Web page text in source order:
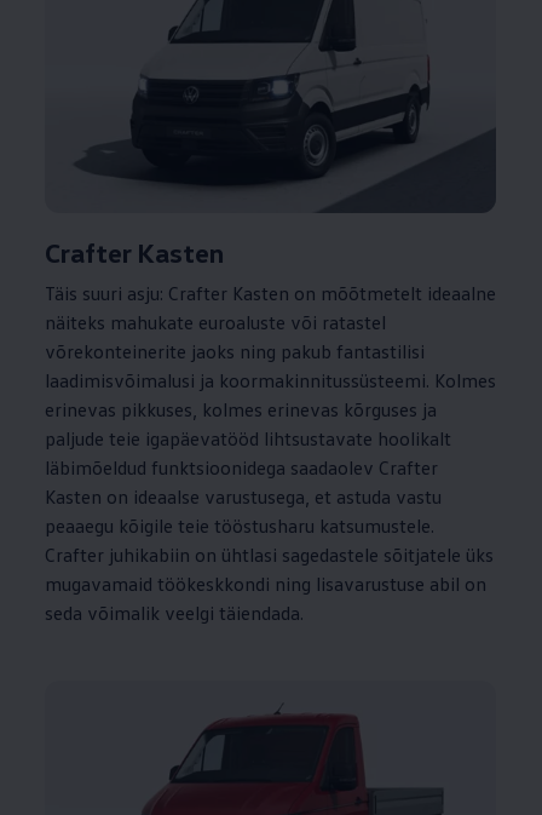
Crafter Kasten
Täis suuri asju: Crafter Kasten on mõõtmetelt ideaalne
näiteks mahukate euroaluste või ratastel
võrekonteinerite jaoks ning pakub fantastilisi
laadimisvõimalusi ja koormakinnitussüsteemi. Kolmes
erinevas pikkuses, kolmes erinevas kõrguses ja
paljude teie igapäevatööd lihtsustavate hoolikalt
läbimõeldud funktsioonidega saadaolev Crafter
Kasten on ideaalse varustusega, et astuda vastu
peaaegu kõigile teie tööstusharu katsumustele.
Crafter juhikabiin on ühtlasi sagedastele sõitjatele üks
mugavamaid töökeskkondi ning lisavarustuse abil on
seda võimalik veelgi täiendada.